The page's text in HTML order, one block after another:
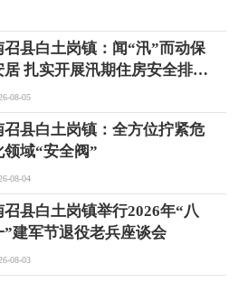
召县白土岗镇：闻“汛”而动保
居 扎实开展汛期住房安全排查
作08-05
召县白土岗镇：全方位拧紧危
领域“安全阀”
08-04
召县白土岗镇举行2026年“八
”建军节退役老兵座谈会
08-03